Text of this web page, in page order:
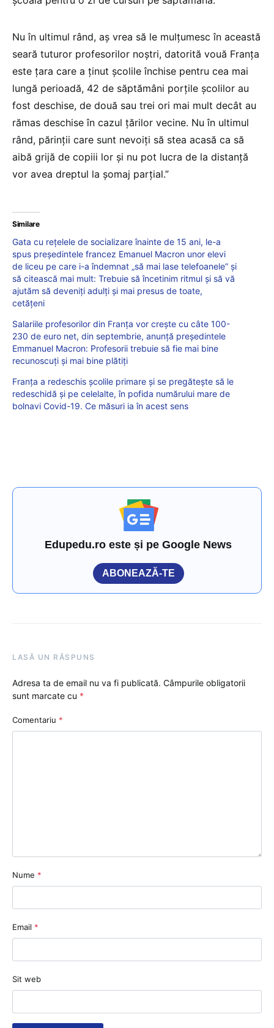
Nu în ultimul rând, aș vrea să le mulțumesc în această
seară tuturor profesorilor noștri, datorită vouă Franța
este țara care a ținut școlile închise pentru cea mai
lungă perioadă, 42 de săptămâni porțile școlilor au
fost deschise, de două sau trei ori mai mult decât au
rămas deschise în cazul țărilor vecine. Nu în ultimul
rând, părinții care sunt nevoiți să stea acasă ca să
aibă grijă de copiii lor și nu pot lucra de la distanță
vor avea dreptul la șomaj parțial.”
Similare
Gata cu reţelele de socializare înainte de 15 ani, le-a
spus preşedintele francez Emanuel Macron unor elevi
de liceu pe care i-a îndemnat „să mai lase telefoanele” și
să citească mai mult: Trebuie să încetinim ritmul şi să vă
ajutăm să deveniţi adulţi și mai presus de toate,
cetățeni
Salariile profesorilor din Franța vor crește cu câte 100-
230 de euro net, din septembrie, anunță președintele
Emmanuel Macron: Profesorii trebuie să fie mai bine
recunoscuți și mai bine plătiți
Franța a redeschis școlile primare și se pregătește să le
redeschidă și pe celelalte, în pofida numărului mare de
bolnavi Covid-19. Ce măsuri ia în acest sens
Edupedu.ro este și pe Google News
ABONEAZĂ-TE
LASĂ UN RĂSPUNS
Adresa ta de email nu va fi publicată. Câmpurile obligatorii
sunt marcate cu *
Comentariu *
Nume *
Email *
Sit web